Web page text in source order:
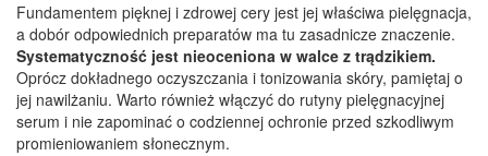
Fundamentem pięknej i zdrowej cery jest jej właściwa pielęgnacja,
a dobór odpowiednich preparatów ma tu zasadnicze znaczenie.
Systematyczność jest nieoceniona w walce z trądzikiem.
Oprócz dokładnego oczyszczania i tonizowania skóry, pamiętaj o
jej nawilżaniu. Warto również włączyć do rutyny pielęgnacyjnej
serum i nie zapominać o codziennej ochronie przed szkodliwym
promieniowaniem słonecznym.